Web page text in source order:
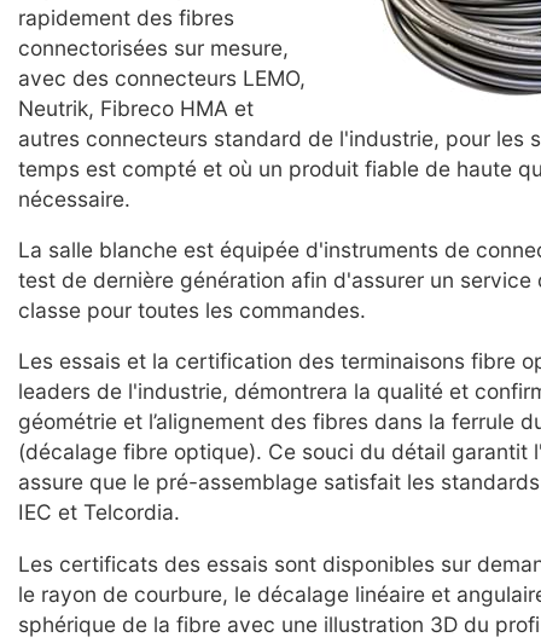
rapidement des fibres
connectorisées sur mesure,
avec des connecteurs LEMO,
Neutrik, Fibreco HMA et
autres connecteurs standard de l'industrie, pour les
temps est compté et où un produit fiable de haute
nécessaire.
La salle blanche est équipée d'instruments de
test de dernière génération afin d'assurer un service
classe pour toutes les commandes.
Les essais et la certification des terminaisons fibre
leaders de l'industrie, démontrera la qualité et
géométrie et l’alignement des fibres dans la ferrule
(décalage fibre optique). Ce souci du détail garantit
assure que le pré-assemblage satisfait les
IEC et Telcordia.
Les certificats des essais sont disponibles sur
le rayon de courbure, le décalage linéaire et
sphérique de la fibre avec une illustration 3D du